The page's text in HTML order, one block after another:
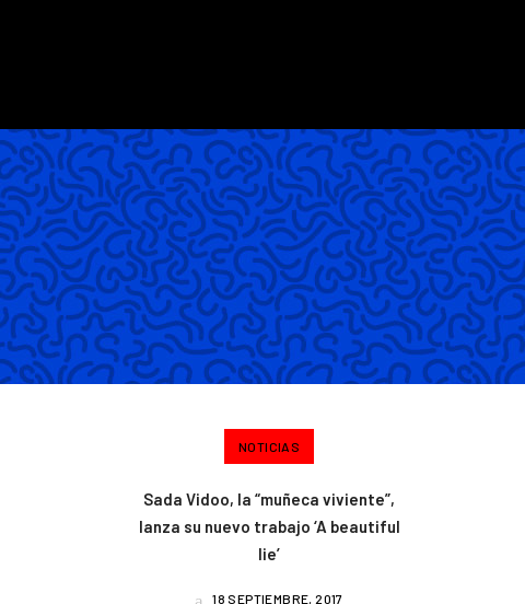
NOTICIAS
Sada Vidoo, la “muñeca viviente”,
lanza su nuevo trabajo ‘A beautiful
lie’
18 SEPTIEMBRE, 2017